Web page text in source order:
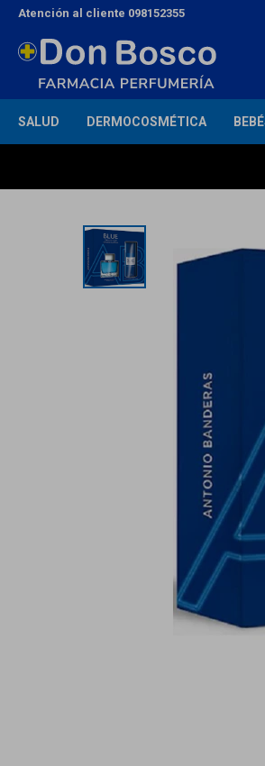
SALUD DERMOCOSMÉTICA
Atención al cliente 098152355